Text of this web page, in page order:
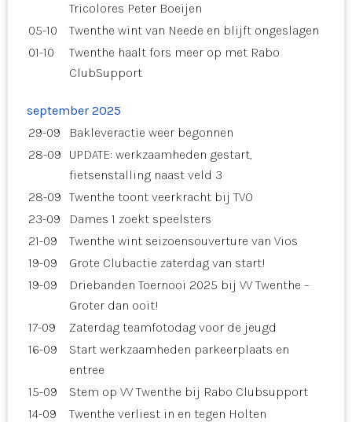
Tricolores Peter Boeijen
05-10
Twenthe wint van Neede en blijft ongeslagen
01-10
Twenthe haalt fors meer op met Rabo
ClubSupport
september 2025
29-09
Bakleveractie weer begonnen
28-09
UPDATE: werkzaamheden gestart,
fietsenstalling naast veld 3
28-09 Twenthe toont veerkracht bij TVO
23-09
Dames 1 zoekt speelsters
21-09
Twenthe wint seizoensouverture van Vios
19-09
Grote Clubactie zaterdag van start!
19-09
Driebanden Toernooi 2025 bij VV Twenthe –
Groter dan ooit!
17-09
Zaterdag teamfotodag voor de jeugd
16-09
Start werkzaamheden parkeerplaats en
entree
15-09
Stem op VV Twenthe bij Rabo Clubsupport
14-09
Twenthe verliest in en tegen Holten